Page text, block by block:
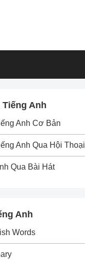
Anh
Anh Cơ Bản
Anh Qua Hội Thoại
Qua Bài Hát
Anh
Words